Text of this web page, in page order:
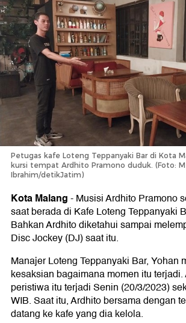
Petugas kafe Loteng Teppanyaki Bar di Kota
kursi tempat Ardhito Pramono duduk. (Foto: M
Ibrahim/detikJatim)
Kota Malang-Musisi Ardhito Pramono
saat berada di Kafe Loteng Teppanyaki
Bahkan Ardhito diketahui sampai
Disc Jockey (DJ) saat itu.
Manajer Loteng Teppanyaki Bar, Yohan
kesaksian bagaimana momen itu
peristiwa itu terjadi Senin (20/3/2023)
WIB. Saat itu, Ardhito bersama dengan
datang ke kafe yang dia kelola.